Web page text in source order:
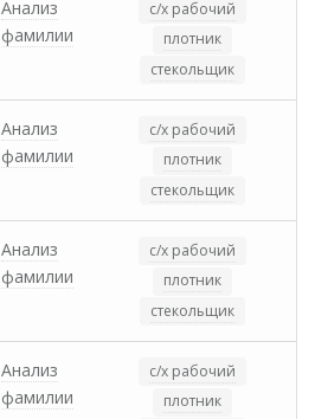
Анализ
фамилии
с/х рабочий
плотник
стекольщик
Анализ
фамилии
с/х рабочий
плотник
стекольщик
Анализ
фамилии
с/х рабочий
плотник
стекольщик
Анализ
фамилии
с/х рабочий
плотник